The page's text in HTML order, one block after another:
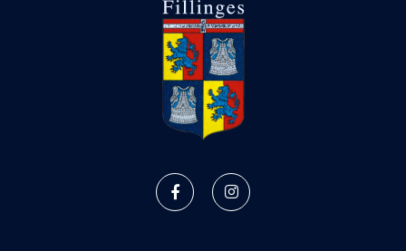
FacebookInstagram